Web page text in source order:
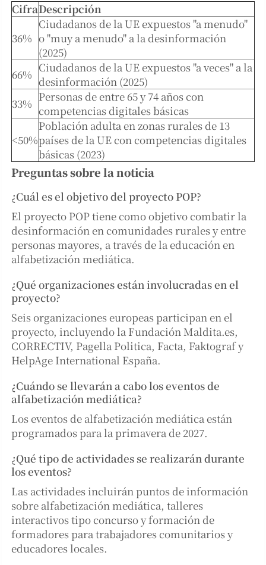
CifraDescripción
36%
Ciudadanos de la UE expuestos "a menudo"
o "muy a menudo" a la desinformación
(2025)
66% Ciudadanos de la UE expuestos "a veces" a la
desinformación (2025)
33% Personas de entre 65 y 74 años con
competencias digitales básicas
<50%
Población adulta en zonas rurales de 13
países de la UE con competencias digitales
básicas (2023)
Preguntas sobre la noticia
¿Cuál es el objetivo del proyecto POP?
El proyecto POP tiene como objetivo combatir la
desinformación en comunidades rurales y entre
personas mayores, a través de la educación en
alfabetización mediática.
¿Qué organizaciones están involucradas en el
proyecto?
Seis organizaciones europeas participan en el
proyecto, incluyendo la Fundación Maldita.es,
CORRECTIV, Pagella Politica, Facta, Faktograf y
HelpAge International España.
¿Cuándo se llevarán a cabo los eventos de
alfabetización mediática?
Los eventos de alfabetización mediática están
programados para la primavera de 2027.
¿Qué tipo de actividades se realizarán durante
los eventos?
Las actividades incluirán puntos de información
sobre alfabetización mediática, talleres
interactivos tipo concurso y formación de
formadores para trabajadores comunitarios y
educadores locales.